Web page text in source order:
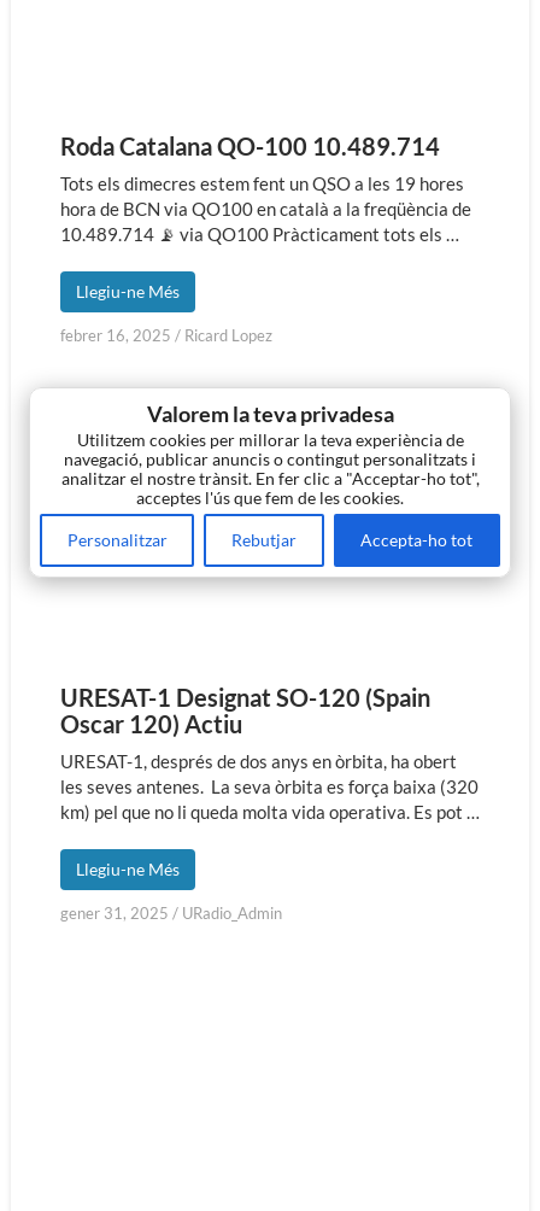
Valorem la teva privadesa
Utilitzem cookies per millorar la teva experiència de
navegació, publicar anuncis o contingut personalitzats i
analitzar el nostre trànsit. En fer clic a "Acceptar-ho tot",
acceptes l'ús que fem de les cookies.
Personalitzar Rebutjar Accepta-ho tot
Roda Catalana QO-100 10.489.714
Tots els dimecres estem fent un QSO a les 19 hores
hora de BCN via QO100 en català a la freqüència de
10.489.714 📡 via QO100 Pràcticament tots els …
Llegiu-ne Més
febrer 16, 2025 / Ricard Lopez
URESAT-1 Designat SO-120 (Spain
Oscar 120) Actiu
URESAT-1, després de dos anys en òrbita, ha obert
les seves antenes. La seva òrbita es força baixa (320
km) pel que no li queda molta vida operativa. Es pot …
Llegiu-ne Més
gener 31, 2025 / URadio_Admin